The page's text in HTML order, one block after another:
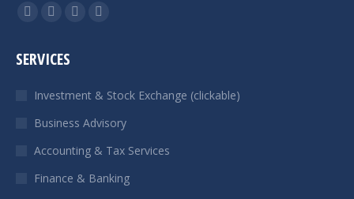
Find us on:
Facebook
opens
new
window
X
opens
new
window
Linkedin
new
window
Instagram
new
window
SERVICES
Investment & Stock Exchange (clickable)
Business Advisory
Accounting & Tax Services
Finance & Banking